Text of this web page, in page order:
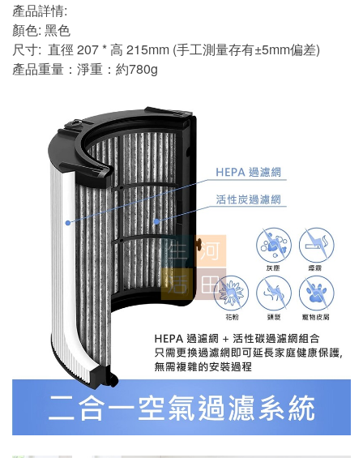
產品詳情:
顏色: 黑色
尺寸: 直徑 207 * 高 215mm (手工測量存有±5mm偏差)
產品重量：淨重：約780g